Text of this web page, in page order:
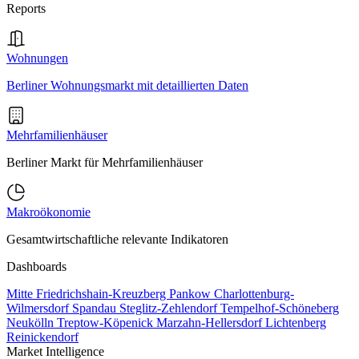
Reports
Wohnungen
Berliner Wohnungsmarkt mit detaillierten Daten
Mehrfamilienhäuser
Berliner Markt für Mehrfamilienhäuser
Makroökonomie
Gesamtwirtschaftliche relevante Indikatoren
Dashboards
Mitte Friedrichshain-Kreuzberg Pankow Charlottenburg-
Wilmersdorf Spandau Steglitz-ZehlendorfTempelhof-Schöneberg
Neukölln Treptow-Köpenick Marzahn-HellersdorfLichtenberg
Reinickendorf
Market Intelligence